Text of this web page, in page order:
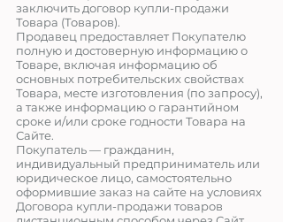
заключить договор купли-продажи
Товара (Товаров).
Продавец предоставляет Покупателю
полную и достоверную информацию о
Товаре, включая информацию об
основных потребительских свойствах
Товара, месте изготовления (по запросу),
а также информацию о гарантийном
сроке и/или сроке годности Товара на
Сайте.
Покупатель — гражданин,
индивидуальный предприниматель или
юридическое лицо, самостоятельно
оформившие заказ на сайте на условиях
Договора купли-продажи товаров